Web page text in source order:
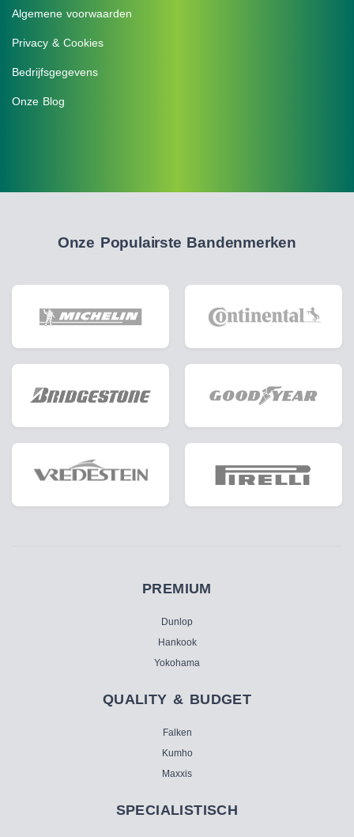
Algemene voorwaarden
Privacy & Cookies
Bedrijfsgegevens
Onze Blog
Onze Populairste Bandenmerken
PREMIUM
Dunlop
Hankook
Yokohama
QUALITY & BUDGET
Falken
Kumho
Maxxis
SPECIALISTISCH